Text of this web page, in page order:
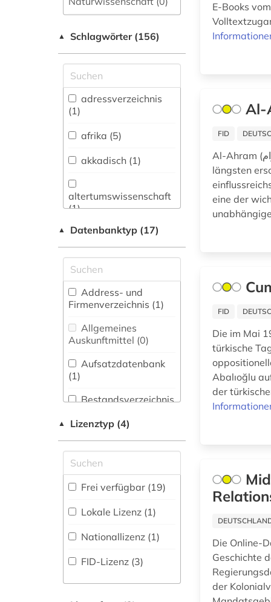
fachübergreifende
Allgemeine und
vergleichende Sprach-
und
Literaturwissenschaft.
Außereuropäische
Literaturen (11)
Amerikanistik (1)
Vermessungswesen (0)
Biologie,
Biotechnologie (1)
Buch- und
Bibliothekswesen,
Informationswissenschaft
(0)
Pharmazie (0)
Elektrotechnik,
Elektronik,
Nachrichtentechnik (0)
Energietechnik (0)
Ethnologie (7)
Geographie (0)
Geowissenschaften
(0)
▲ Schlagwörter (156)
adressverzeichnis
(1)
afrika (5)
akkadisch (1)
altertumswissenschaft
(1)
altkanaanäisch (1)
altpersisch (1)
antike (1)
arabisch (13)
arabische staaten
(2)
arabische welt (1)
arabistik (9)
archiv (1)
archäologie (1)
armenien (1)
asiatische studien
▲ Datenbanktyp (17)
Address- und
Firmenverzeichnis (1)
Allgemeines
Auskunftmittel (0)
Aufsatzdatenbank
(1)
Bestandsverzeichnis
Buchhandelsverzeichnis
Disziplinäre
Forschungsdatenrepositorien
(0
Disziplinäre
▲ Lizenztyp (4)
Frei verfügbar (19)
Lokale Lizenz (1)
Nationallizenz (1)
FID-Lizenz (3)
E-Books
Al-
FID
Al-Ahram (الأهرام‎, „Die Pyramiden”) erscheint seit 1875 und ist damit eine der am
längsten
eine der
FID
Die im Mai
türkische
Abalıoğlu
der
Die Online-
Geschichte
der